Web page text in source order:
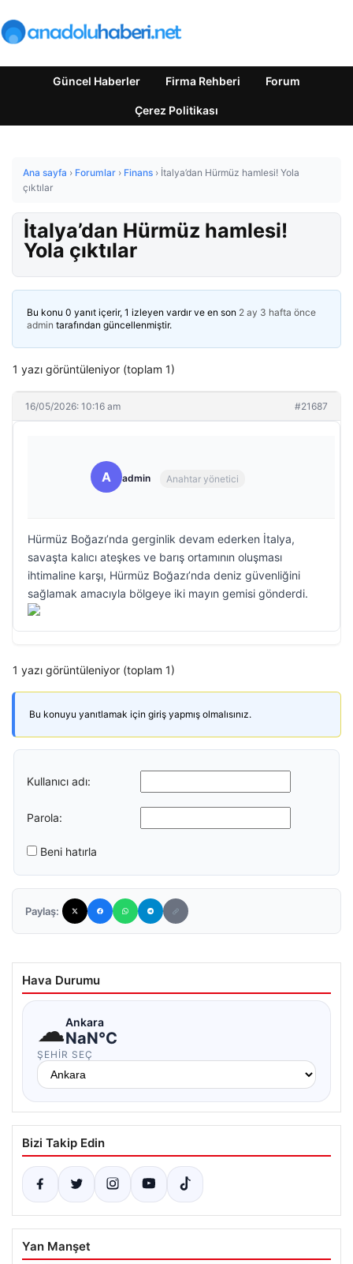
Güncel Haberler Firma Rehberi Forum
Çerez Politikası
Ana sayfa › Forumlar › Finans › İtalya’dan Hürmüz hamlesi! Yola
çıktılar
İtalya’dan Hürmüz hamlesi!
Yola çıktılar
Bu konu 0 yanıt içerir, 1 izleyen vardır ve en son 2 ay 3 hafta önce
admin tarafından güncellenmiştir.
1 yazı görüntüleniyor (toplam 1)
16/05/2026: 10:16 am #21687
A admin Anahtar yönetici
Hürmüz Boğazı’nda gerginlik devam ederken İtalya,
savaşta kalıcı ateşkes ve barış ortamının oluşması
ihtimaline karşı, Hürmüz Boğazı’nda deniz güvenliğini
sağlamak amacıyla bölgeye iki mayın gemisi gönderdi.
1 yazı görüntüleniyor (toplam 1)
Bu konuyu yanıtlamak için giriş yapmış olmalısınız.
Kullanıcı adı:
Parola:
Beni hatırla
Paylaş:
Hava Durumu
☁Ankara
NaN°C
ŞEHIR SEÇ
Bizi Takip Edin
Yan Manşet